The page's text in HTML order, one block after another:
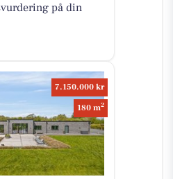
på din
7.150.000 kr
180 m2